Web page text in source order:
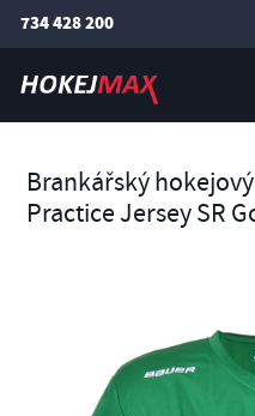
734 428 200
Brankářský
Practice Jersey SR